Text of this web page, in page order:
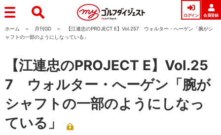
ログイン 会員登録
ホーム 月刊GD
【江連忠のPROJECT E】Vol.257 ウォルター・へーゲン「腕がシ
ャフトの一部のようにしなっている」
【江連忠のPROJECT E】Vol.25
7 ウォルター・へーゲン「腕が
シャフトの一部のようにしなっ
ている」